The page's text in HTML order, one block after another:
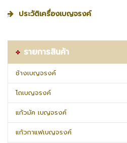
ประวัติเครื่องเบญจรงค์
รายการสินค้า
ช้างเบญจรงค์
โถเบญจรงค์
แก้วมัค เบญจรงค์
แก้วกาแฟเบญจรงค์